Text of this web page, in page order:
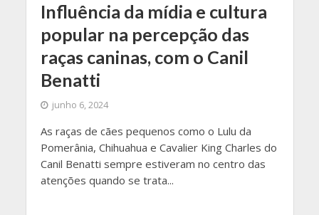
Influência da mídia e cultura
popular na percepção das
raças caninas, com o Canil
Benatti
junho 6, 2024
As raças de cães pequenos como o Lulu da
Pomerânia, Chihuahua e Cavalier King Charles do
Canil Benatti sempre estiveram no centro das
atenções quando se trata...